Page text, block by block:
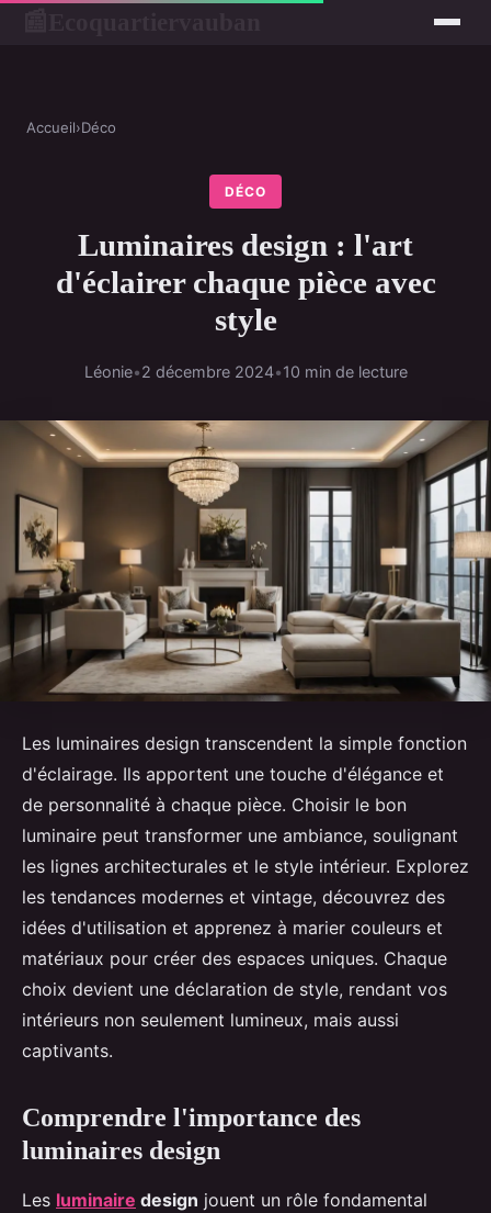
Accueil›Déco
DÉCO
Luminaires design : l'art
d'éclairer chaque pièce avec
style
Léonie•2 décembre 2024•10 min de lecture
Les luminaires design transcendent la simple fonction
d'éclairage. Ils apportent une touche d'élégance et
de personnalité à chaque pièce. Choisir le bon
luminaire peut transformer une ambiance, soulignant
les lignes architecturales et le style intérieur. Explorez
les tendances modernes et vintage, découvrez des
idées d'utilisation et apprenez à marier couleurs et
matériaux pour créer des espaces uniques. Chaque
choix devient une déclaration de style, rendant vos
intérieurs non seulement lumineux, mais aussi
captivants.
Comprendre l'importance des
luminaires design
Les luminaire design jouent un rôle fondamental